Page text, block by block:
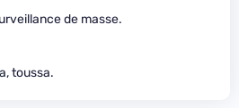
de masse.
toussa.